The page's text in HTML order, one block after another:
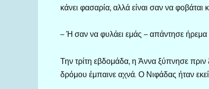
κάνει φασαρία, αλλά είναι σαν να φοβάται
– Ή σαν να φυλάει εμάς – απάντησε
Την τρίτη εβδομάδα, η Άννα ξύπνησε
δρόμου έμπαινε αχνά. Ο Νιφάδας ήταν